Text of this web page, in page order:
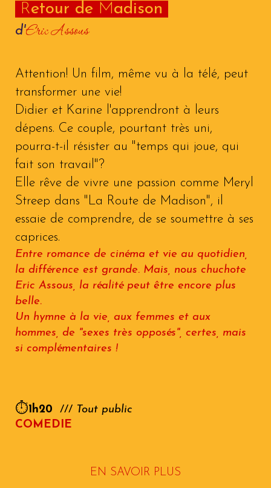
Retour de Madison
d'Eric Assous
Attention! Un film, même vu à la télé, peut
transformer une vie!
Didier et Karine l'apprendront à leurs
dépens. Ce couple, pourtant très uni,
pourra-t-il résister au "temps qui joue, qui
fait son travail"?
Elle rêve de vivre une passion comme Meryl
Streep dans "La Route de Madison", il
essaie de comprendre, de se soumettre à ses
caprices.
Entre romance de cinéma et vie au quotidien,
la différence est grande. Mais, nous chuchote
Eric Assous, la réalité peut être encore plus
belle.
Un hymne à la vie, aux femmes et aux
hommes, de "sexes très opposés", certes, mais
si complémentaires !
⏱️1h20 /// Tout public
COMEDIE
EN SAVOIR PLUS